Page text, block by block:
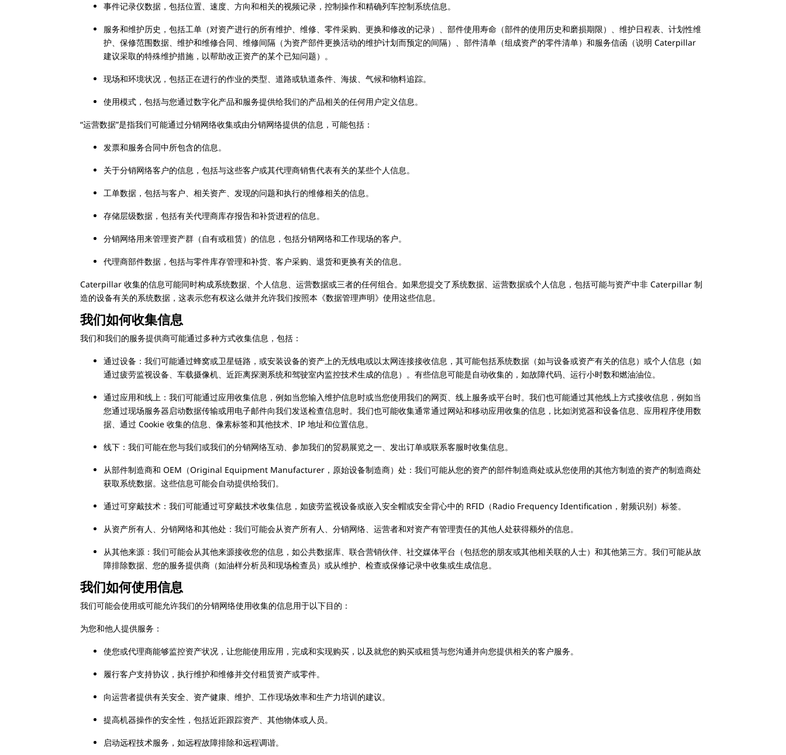
事件记录仪数据，包括位置、速度、方向和相关的视频记录，控制操作和精确列车控制系统信息。
服务和维护历史，包括工单（对资产进行的所有维护、维修、零件采购、更换和修改的记录）、部件使用寿命（部件的使用历史和磨损期限）、维护日程表、计划性维
护、保修范围数据、维护和维修合同、维修间隔（为资产部件更换活动的维护计划而预定的间隔）、部件清单（组成资产的零件清单）和服务信函（说明 Caterpillar
建议采取的特殊维护措施，以帮助改正资产的某个已知问题）。
现场和环境状况，包括正在进行的作业的类型、道路或轨道条件、海拔、气候和物料追踪。
使用模式，包括与您通过数字化产品和服务提供给我们的产品相关的任何用户定义信息。
“运营数据”是指我们可能通过分销网络收集或由分销网络提供的信息，可能包括：
发票和服务合同中所包含的信息。
关于分销网络客户的信息，包括与这些客户或其代理商销售代表有关的某些个人信息。
工单数据，包括与客户、相关资产、发现的问题和执行的维修相关的信息。
存储层级数据，包括有关代理商库存报告和补货进程的信息。
分销网络用来管理资产群（自有或租赁）的信息，包括分销网络和工作现场的客户。
代理商部件数据，包括与零件库存管理和补货、客户采购、退货和更换有关的信息。
Caterpillar 收集的信息可能同时构成系统数据、个人信息、运营数据或三者的任何组合。如果您提交了系统数据、运营数据或个人信息，包括可能与资产中非 Caterpillar 制
造的设备有关的系统数据，这表示您有权这么做并允许我们按照本《数据管理声明》使用这些信息。
我们如何收集信息
我们和我们的服务提供商可能通过多种方式收集信息，包括：
通过设备：我们可能通过蜂窝或卫星链路，或安装设备的资产上的无线电或以太网连接接收信息，其可能包括系统数据（如与设备或资产有关的信息）或个人信息（如
通过疲劳监视设备、车载摄像机、近距离探测系统和驾驶室内监控技术生成的信息）。有些信息可能是自动收集的，如故障代码、运行小时数和燃油油位。
通过应用和线上：我们可能通过应用收集信息，例如当您输入维护信息时或当您使用我们的网页、线上服务或平台时。我们也可能通过其他线上方式接收信息，例如当
您通过现场服务器启动数据传输或用电子邮件向我们发送检查信息时。我们也可能收集通常通过网站和移动应用收集的信息，比如浏览器和设备信息、应用程序使用数
据、通过 Cookie 收集的信息、像素标签和其他技术、IP 地址和位置信息。
线下：我们可能在您与我们或我们的分销网络互动、参加我们的贸易展览之一、发出订单或联系客服时收集信息。
从部件制造商和 OEM（Original Equipment Manufacturer，原始设备制造商）处：我们可能从您的资产的部件制造商处或从您使用的其他方制造的资产的制造商处
获取系统数据。这些信息可能会自动提供给我们。
通过可穿戴技术：我们可能通过可穿戴技术收集信息，如疲劳监视设备或嵌入安全帽或安全背心中的 RFID（Radio Frequency Identification，射频识别）标签。
从资产所有人、分销网络和其他处：我们可能会从资产所有人、分销网络、运营者和对资产有管理责任的其他人处获得额外的信息。
从其他来源：我们可能会从其他来源接收您的信息，如公共数据库、联合营销伙伴、社交媒体平台（包括您的朋友或其他相关联的人士）和其他第三方。我们可能从故
障排除数据、您的服务提供商（如油样分析员和现场检查员）或从维护、检查或保修记录中收集或生成信息。
我们如何使用信息
我们可能会使用或可能允许我们的分销网络使用收集的信息用于以下目的：
为您和他人提供服务：
使您或代理商能够监控资产状况，让您能使用应用，完成和实现购买，以及就您的购买或租赁与您沟通并向您提供相关的客户服务。
履行客户支持协议，执行维护和维修并交付租赁资产或零件。
向运营者提供有关安全、资产健康、维护、工作现场效率和生产力培训的建议。
提高机器操作的安全性，包括近距跟踪资产、其他物体或人员。
启动远程技术服务，如远程故障排除和远程调谐。